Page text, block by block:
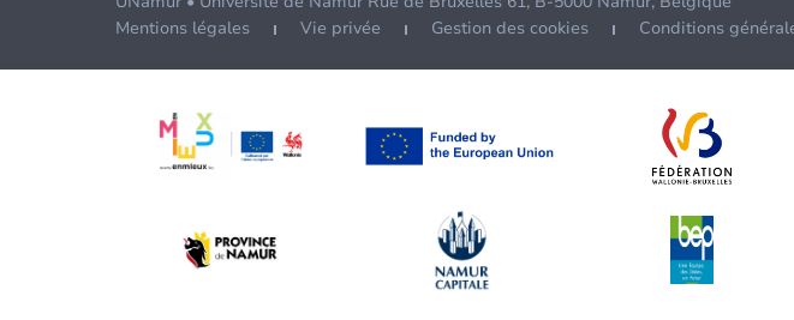
Mentions légales
Vie privée Gestion des cookies Conditions